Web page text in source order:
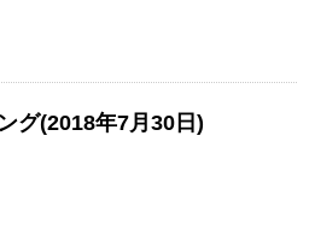
グ(2018年7月30日)